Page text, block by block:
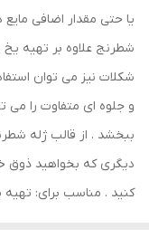
یا حتی مقدار اضافی
شطرنج علاوه بر تهیه
شکلات نیز می توان
و جلوه ای متفاوت را می
ببخشد . از قالب ژله
دیگری که بخواهید ذوق
کنید . مناسب برای: تهیه